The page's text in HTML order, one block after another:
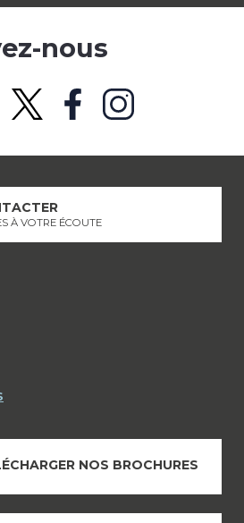
nous
À VOTRE ÉCOUTE
NOS BROCHURES